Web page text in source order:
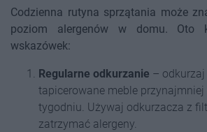
Codzienna rutyna sprzątania może
poziom alergenów w domu. Oto
wskazówek:
Regularne odkurzanie – odkurzaj
tapicerowane meble przynajmniej
tygodniu. Używaj odkurzacza z
zatrzymać alergeny.